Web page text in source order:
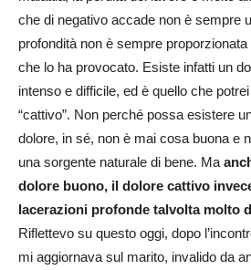
che di negativo accade non è sempre
profondità non è sempre
che lo ha provocato. Esiste infatti un
intenso e difficile, ed è quello che
“cattivo”. Non perché possa esistere
dolore, in sé, non è mai cosa buona e
una sorgente naturale di bene. Ma
dolore buono, il dolore cattivo
lacerazioni profonde talvolta molto
Riflettevo su questo oggi, dopo
mi aggiornava sul marito, invalido da